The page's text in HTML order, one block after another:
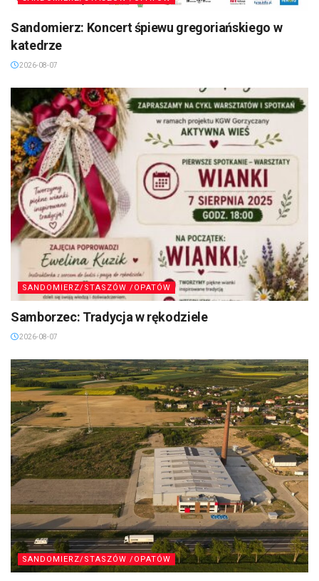
Sandomierz: Koncert śpiewu gregoriańskiego w
katedrze
2026-08-07
SANDOMIERZ/STASZÓW /OPATÓW
Samborzec: Tradycja w rękodziele
2026-08-07
SANDOMIERZ/STASZÓW /OPATÓW